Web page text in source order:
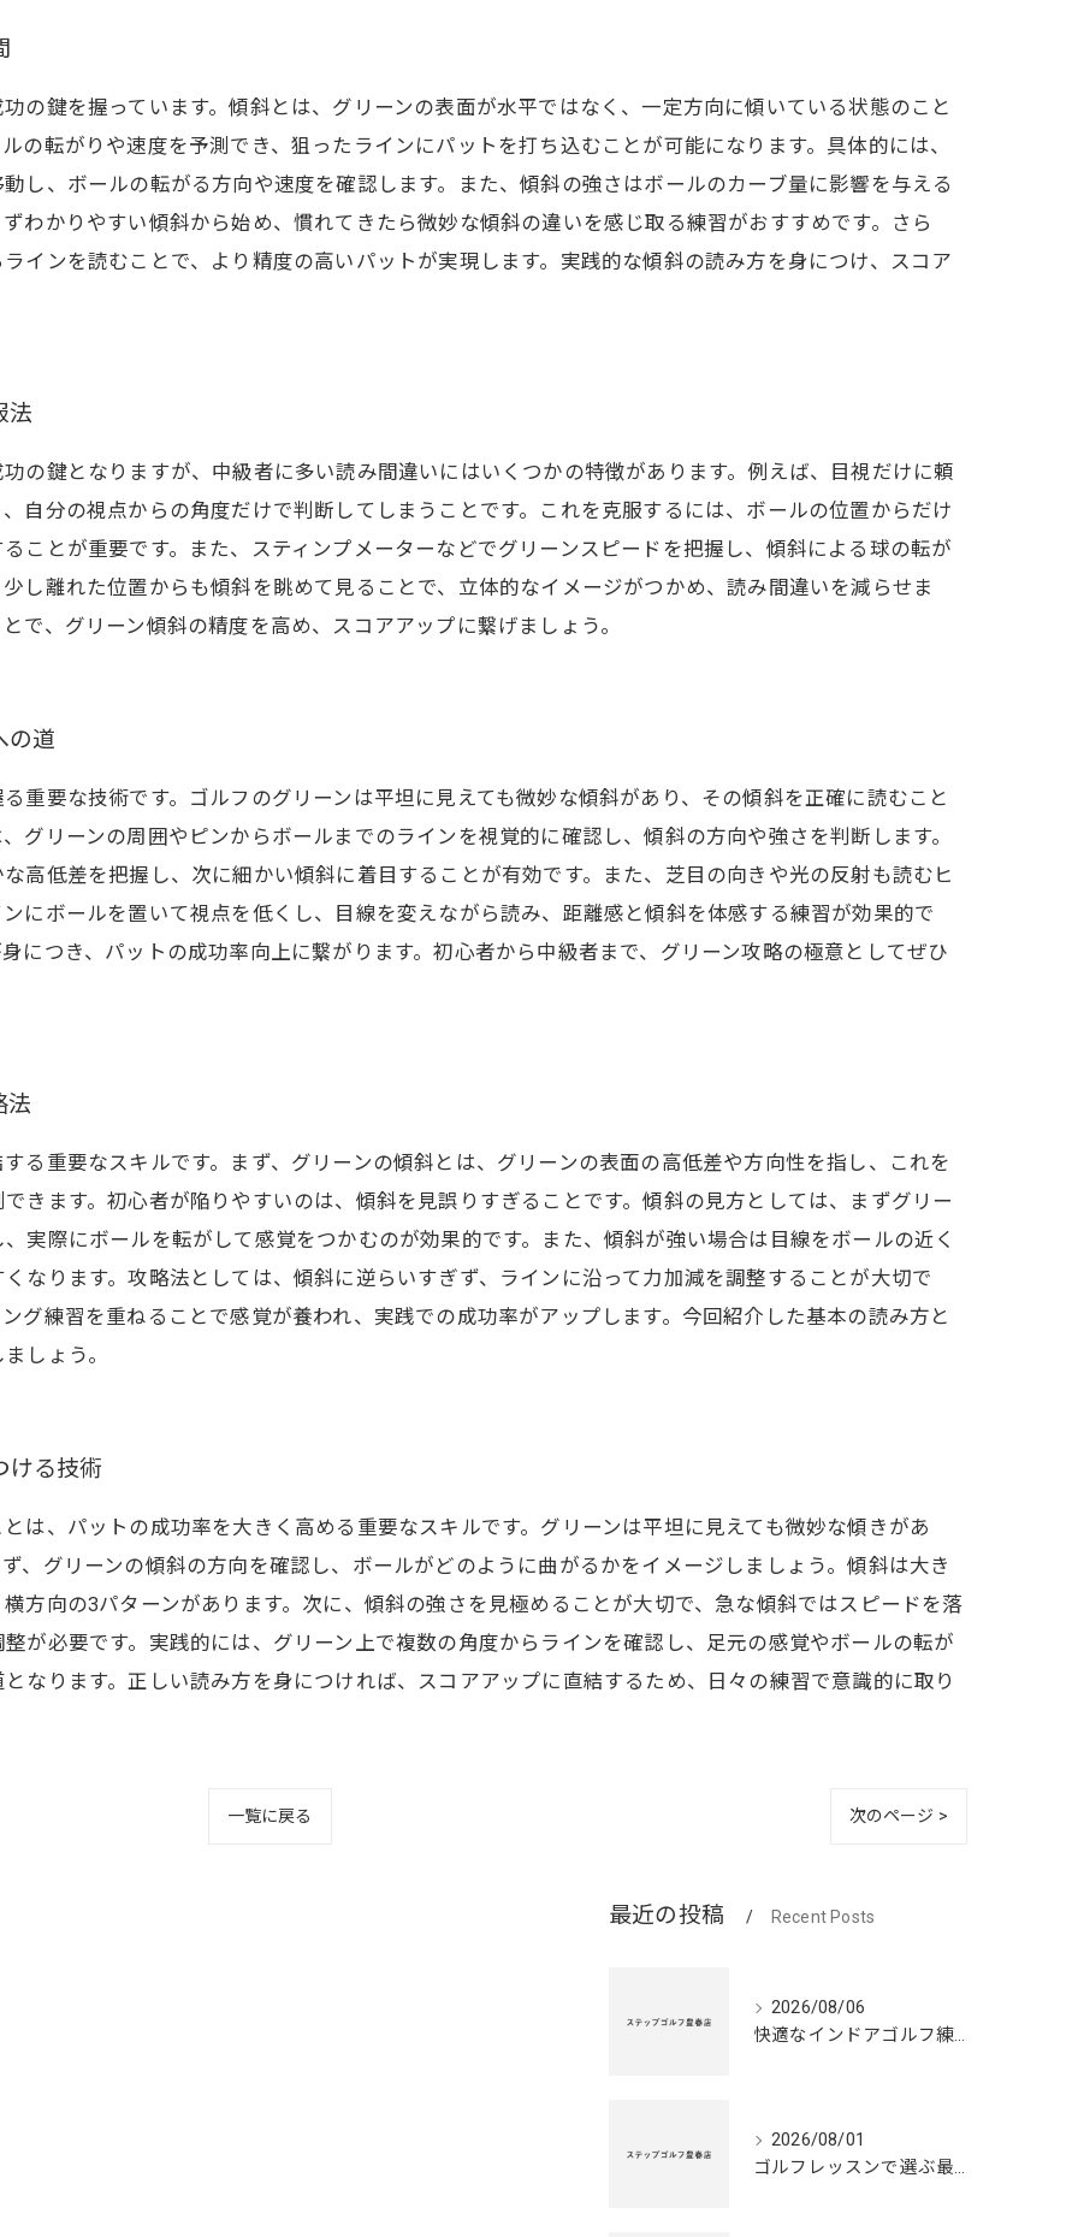
の鍵を握っています。傾斜とは、グリーンの表面が水平ではなく、一定方向に傾いている状態のこと
の転がりや速度を予測でき、狙ったラインにパットを打ち込むことが可能になります。具体的には、
し、ボールの転がる方向や速度を確認します。また、傾斜の強さはボールのカーブ量に影響を与える
わかりやすい傾斜から始め、慣れてきたら微妙な傾斜の違いを感じ取る練習がおすすめです。さら
インを読むことで、より精度の高いパットが実現します。実践的な傾斜の読み方を身につけ、スコア
法
の鍵となりますが、中級者に多い読み間違いにはいくつかの特徴があります。例えば、目視だけに頼
自分の視点からの角度だけで判断してしまうことです。これを克服するには、ボールの位置からだけ
ことが重要です。また、スティンプメーターなどでグリーンスピードを把握し、傾斜による球の転が
し離れた位置からも傾斜を眺めて見ることで、立体的なイメージがつかめ、読み間違いを減らせま
で、グリーン傾斜の精度を高め、スコアアップに繋げましょう。
の道
重要な技術です。ゴルフのグリーンは平坦に見えても微妙な傾斜があり、その傾斜を正確に読むこと
グリーンの周囲やピンからボールまでのラインを視覚的に確認し、傾斜の方向や強さを判断します。
高低差を把握し、次に細かい傾斜に着目することが有効です。また、芝目の向きや光の反射も読むヒ
にボールを置いて視点を低くし、目線を変えながら読み、距離感と傾斜を体感する練習が効果的で
につき、パットの成功率向上に繋がります。初心者から中級者まで、グリーン攻略の極意としてぜひ
法
る重要なスキルです。まず、グリーンの傾斜とは、グリーンの表面の高低差や方向性を指し、これを
きます。初心者が陥りやすいのは、傾斜を見誤りすぎることです。傾斜の見方としては、まずグリー
実際にボールを転がして感覚をつかむのが効果的です。また、傾斜が強い場合は目線をボールの近く
なります。攻略法としては、傾斜に逆らいすぎず、ラインに沿って力加減を調整することが大切で
グ練習を重ねることで感覚が養われ、実践での成功率がアップします。今回紹介した基本の読み方と
しょう。
ける技術
は、パットの成功率を大きく高める重要なスキルです。グリーンは平坦に見えても微妙な傾きがあ
、グリーンの傾斜の方向を確認し、ボールがどのように曲がるかをイメージしましょう。傾斜は大き
方向の3パターンがあります。次に、傾斜の強さを見極めることが大切で、急な傾斜ではスピードを落
が必要です。実践的には、グリーン上で複数の角度からラインを確認し、足元の感覚やボールの転が
なります。正しい読み方を身につければ、スコアアップに直結するため、日々の練習で意識的に取り
一覧に戻る 次のページ >
最近の投稿 Recent Posts
2026/08/06
快適なインドアゴルフ練習場の利点
2026/08/01
ゴルフレッスンで選ぶ最適シューズの秘訣